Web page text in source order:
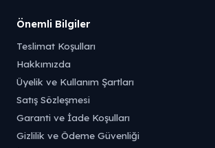
Önemli Bilgiler
Teslimat Koşulları
Hakkımızda
Üyelik ve Kullanım Şartları
Satış Sözleşmesi
Garanti ve İade Koşulları
Gizlilik ve Ödeme Güvenliği